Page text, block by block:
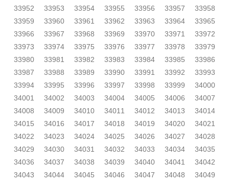
33952
33953 33954 33955 33956 33957
33958
33959
33960 33961 33962 33963 33964
33965
33966
33967 33968 33969 33970 33971
33972
33973
33974 33975 33976 33977 33978
33979
33980
33981 33982 33983 33984 33985
33986
33987
33988 33989 33990 33991 33992
33993
33994
33995 33996 33997 33998 33999
34000
34001
34002 34003 34004 34005 34006
34007
34008
34009 34010 34011 34012 34013
34014
34015
34016 34017 34018 34019 34020
34021
34022
34023 34024 34025 34026 34027
34028
34029
34030 34031 34032 34033 34034
34035
34036
34037 34038 34039 34040 34041
34042
34043
34044 34045 34046 34047 34048
34049